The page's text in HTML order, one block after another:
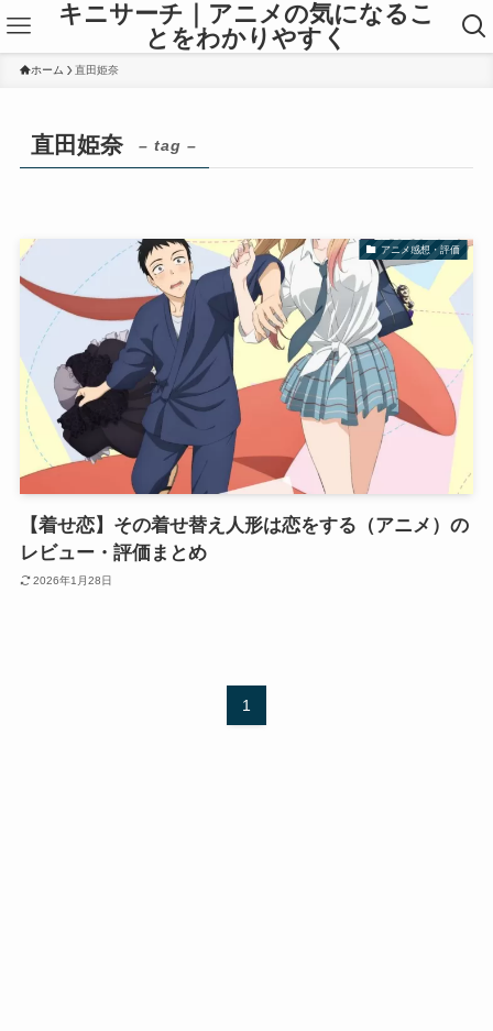
キニサーチ｜アニメの気になるこ
とをわかりやすく
ホーム 直田姫奈
直田姫奈 – tag –
アニメ感想・評価
【着せ恋】その着せ替え人形は恋をする（アニメ）の
レビュー・評価まとめ
2026年1月28日
1